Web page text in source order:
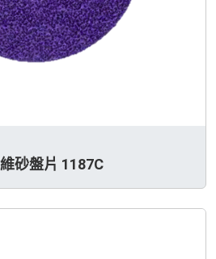
砂盤片 1187C